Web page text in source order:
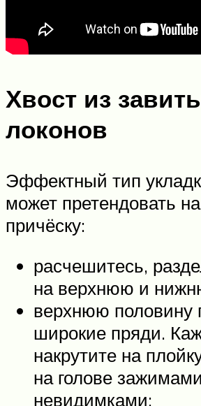
Хвост из
локонов
Эффектный тип
может претендовать
причёску:
расчешитесь,
на верхнюю и
верхнюю половину
широкие пряди.
накрутите на
на голове
невидимками;